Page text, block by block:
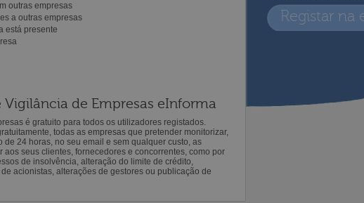
Registar na
outras empresas
a outras empresas
está presente
de Empresas eInforma
é gratuito para todos os utilizadores registados.
todas as empresas que pretender monitorizar,
de 24 horas, no seu email e sem qualquer custo, as
aos seus clientes, fornecedores e concorrentes, como por
de insolvência, alteração do limite de crédito,
acionistas, alterações de gestores ou publicação de